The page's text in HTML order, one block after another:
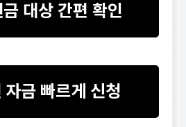
대상 간편 확인
자금 빠르게 신청